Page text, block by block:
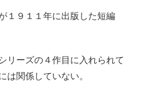
１９１１年に出版した短編
リーズの４作目に入れられて
は関係していない。